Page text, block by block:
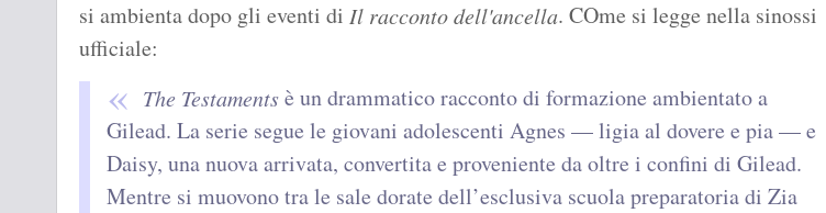
si ambienta dopo gli eventi di Il racconto dell'ancella. COme si legge nella sinossi
ufficiale:
The Testamentsè un drammatico racconto di formazione ambientato a
Gilead. La serie segue le giovani adolescenti Agnes — ligia al dovere e pia — e
Daisy, una nuova arrivata, convertita e proveniente da oltre i confini di Gilead.
Mentre si muovono tra le sale dorate dell’esclusiva scuola preparatoria di Zia